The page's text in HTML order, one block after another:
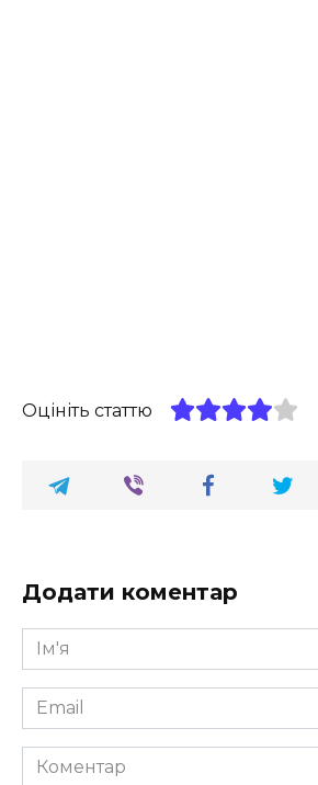
Оцініть статтю
Додати коментар
Ім'я
*
Email
*
Коментар